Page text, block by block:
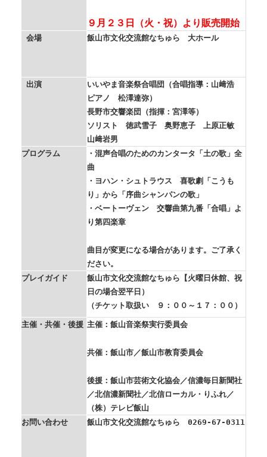
９月２３日（火・祝）より販売開始
会場 飯山市文化交流館なちゅら 大ホール
出演
いいやま音楽祭合唱団（合唱指導：山﨑浩
ピアノ 松澤達弥）
長野市交響楽団（指揮：宮澤等）
ソリスト 徳武雪子 奥野恵子 上原正敏
山﨑岩男
プログラム
・混声合唱のためのカンタータ「土の歌」全
曲
・ヨハン・シュトラウス 喜歌劇「こうも
り」から「序曲シャンパンの歌」
・ベートーヴェン 交響曲第九番「合唱」よ
り第四楽章
曲目が変更になる場合があります。ご了承く
ださい。
プレイガイド
飯山市文化交流館なちゅら【火曜日休館、祝
日の場合翌平日）
（チケット取扱い ９：００～１７：００）
主催・共催・後援 主催：飯山音楽祭実行委員会
共催：飯山市／飯山市教育委員会
後援：飯山市芸術文化協会／信濃毎日新聞社
／北信濃新聞社／北信ローカル・りふれ／
（株）テレビ飯山
お問い合わせ
飯山市文化交流館なちゅら 0269-67-0311